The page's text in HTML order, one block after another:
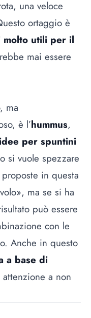
una veloce
ortaggio è
utili per il
mai essere
ma
è l’hummus,
idee per spuntini
si vuole spezzare
in questa
ma se si ha
può essere
con le
Anche in questo
a base di
a non